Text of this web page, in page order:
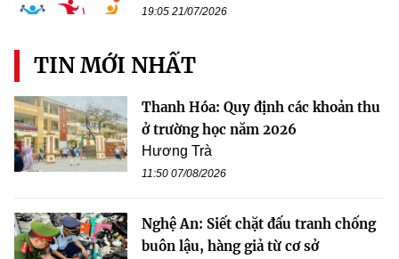
19:05 21/07/2026
TIN MỚI NHẤT
Thanh Hóa: Quy định các khoản thu
ở trường học năm 2026
Hương Trà
11:50 07/08/2026
Nghệ An: Siết chặt đấu tranh chống
buôn lậu, hàng giả từ cơ sở